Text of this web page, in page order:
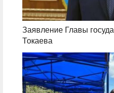
Заявление Главы
Токаева